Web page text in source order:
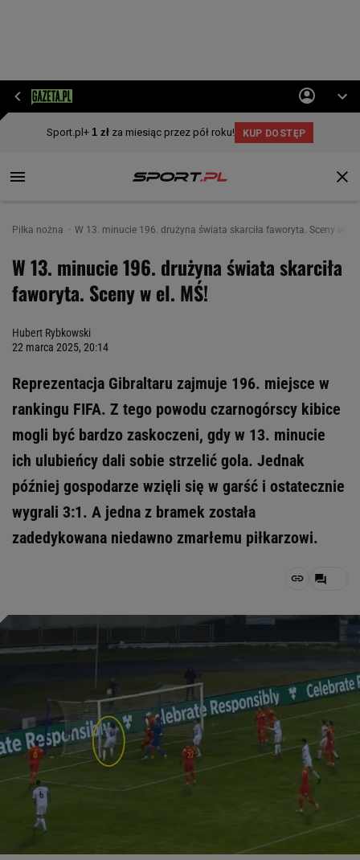
Piłka nożna W 13. minucie 196. drużyna świata skarciła faworyta. Sceny w el.
W 13. minucie 196. drużyna świata skarciła
faworyta. Sceny w el. MŚ!
Hubert Rybkowski
22 marca 2025, 20:14
Reprezentacja Gibraltaru zajmuje 196. miejsce w
rankingu FIFA. Z tego powodu czarnogórscy kibice
mogli być bardzo zaskoczeni, gdy w 13. minucie
ich ulubieńcy dali sobie strzelić gola. Jednak
później gospodarze wzięli się w garść i ostatecznie
wygrali 3:1. A jedna z bramek została
zadedykowana niedawno zmarłemu piłkarzowi.